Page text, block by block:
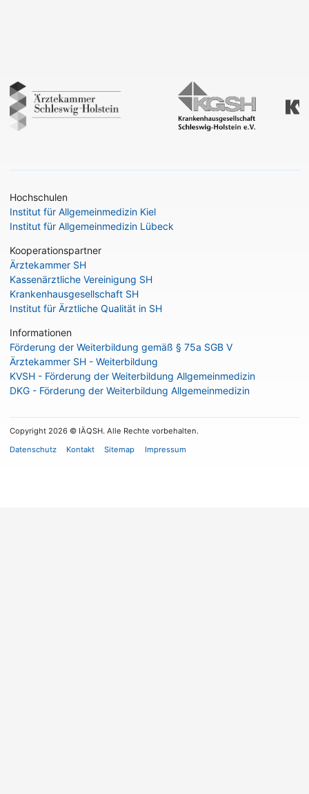
Hochschulen
Institut für Allgemeinmedizin Kiel
Institut für Allgemeinmedizin Lübeck
Kooperationspartner
Ärztekammer SH
Kassenärztliche Vereinigung SH
Krankenhausgesellschaft SH
Institut für Ärztliche Qualität in SH
Informationen
Förderung der Weiterbildung gemäß § 75a SGB V
Ärztekammer SH - Weiterbildung
KVSH - Förderung der Weiterbildung Allgemeinmedizin
DKG - Förderung der Weiterbildung Allgemeinmedizin
Copyright 2026 © IÄQSH. Alle Rechte vorbehalten.
Datenschutz
Kontakt Sitemap Impressum